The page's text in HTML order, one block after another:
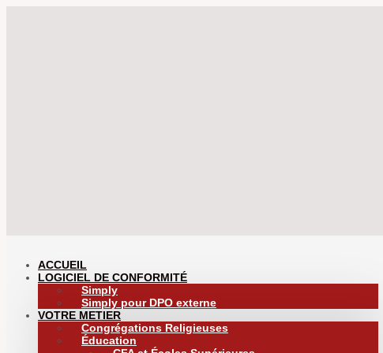
ACCUEIL
LOGICIEL DE CONFORMITÉ
Simply
Simply pour DPO externe
VOTRE METIER
Congrégations Religieuses
Éducation